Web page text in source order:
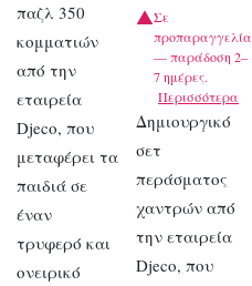
παζλ 350
κομματιών
από την
εταιρεία
Djeco, που
μεταφέρει τα
παιδιά σε
έναν
τρυφερό και
ονειρικό
Σε
προπαραγγελία
— παράδοση 2–
7 ημέρες.
Περισσότερα
Δημιουργικό
σετ
περάσματος
χαντρών από
την εταιρεία
Djeco, που